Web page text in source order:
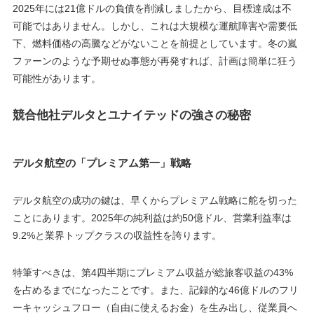
2025年には21億ドルの負債を削減しましたから、目標達成は不
可能ではありません。しかし、これは大規模な運航障害や需要低
下、燃料価格の高騰などがないことを前提としています。冬の嵐
ファーンのような予期せぬ事態が再発すれば、計画は簡単に狂う
可能性があります。
競合他社デルタとユナイテッドの強さの秘密
デルタ航空の「プレミアム第一」戦略
デルタ航空の成功の鍵は、早くからプレミアム戦略に舵を切った
ことにあります。2025年の純利益は約50億ドル、営業利益率は
9.2%と業界トップクラスの収益性を誇ります。
特筆すべきは、第4四半期にプレミアム収益が総旅客収益の43%
を占めるまでになったことです。また、記録的な46億ドルのフリ
ーキャッシュフロー（自由に使えるお金）を生み出し、従業員へ